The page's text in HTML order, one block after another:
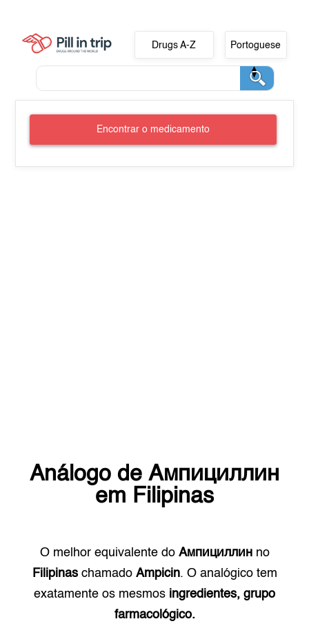
Drugs A-Z Portoguese
Encontrar o medicamento
Análogo de Ампициллин
em Filipinas
O melhor equivalente do Ампициллинno
Filipinaschamado Ampicin. O analógico tem
exatamente os mesmos ingredientes, grupo
farmacológico.